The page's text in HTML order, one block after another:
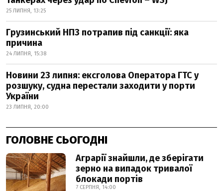
25 ЛИПНЯ, 13:25
Грузинський НПЗ потрапив під санкції: яка
причина
24 ЛИПНЯ, 15:38
Новини 23 липня: ексголова Оператора ГТС у
розшуку, судна перестали заходити у порти
України
23 ЛИПНЯ, 20:00
ГОЛОВНЕ СЬОГОДНІ
Аграрії знайшли, де зберігати
зерно на випадок тривалої
блокади портів
7 СЕРПНЯ, 14:00